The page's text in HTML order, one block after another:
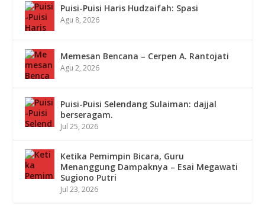
Puisi-Puisi Haris Hudzaifah: Spasi
Agu 8, 2026
Memesan Bencana – Cerpen A. Rantojati
Agu 2, 2026
Puisi-Puisi Selendang Sulaiman: dajjal
berseragam.
Jul 25, 2026
Ketika Pemimpin Bicara, Guru
Menanggung Dampaknya – Esai Megawati
Sugiono Putri
Jul 23, 2026